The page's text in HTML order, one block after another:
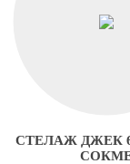
СТЕЛАЖ ДЖЕК